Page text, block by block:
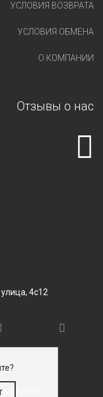
УСЛОВИЯ ВОЗВРАТА
УСЛОВИЯ ОБМЕНА
О КОМПАНИИ
Отзывы о нас
4с12